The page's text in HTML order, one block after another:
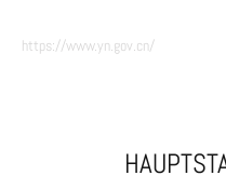
https://www.yn.gov.cn/